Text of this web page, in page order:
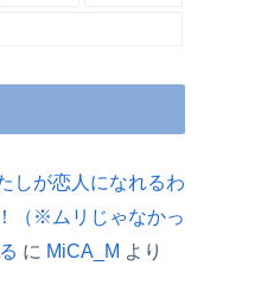
しが恋人になれるわ
（※ムリじゃなかっ
に MiCA_M より